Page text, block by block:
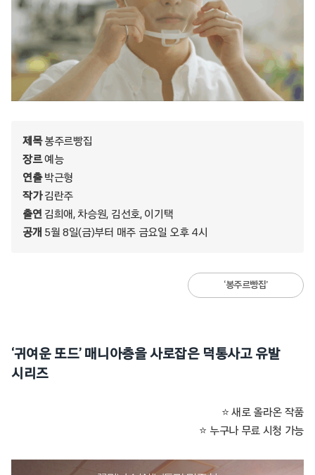
제목봉주르빵집
장르예능
연출박근형
작가김란주
출연 김희애, 차승원, 김선호, 이기택
공개 5월 8일(금)부터 매주 금요일 오후 4시
‘봉주르빵집’
‘귀여운 또드’ 매니아층을 사로잡은 덕통사고 유발
시리즈
⭐ 새로 올라온 작품
⭐ 누구나 무료 시청 가능